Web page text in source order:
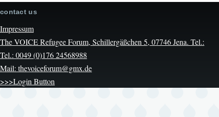
contact us
Impressum
The VOICE Refugee Forum, Schillergäßchen 5, 07746 Jena. Tel.:
Tel.: 0049 (0)176 24568988
Mail: thevoiceforum@gmx.de
>>>Login Button